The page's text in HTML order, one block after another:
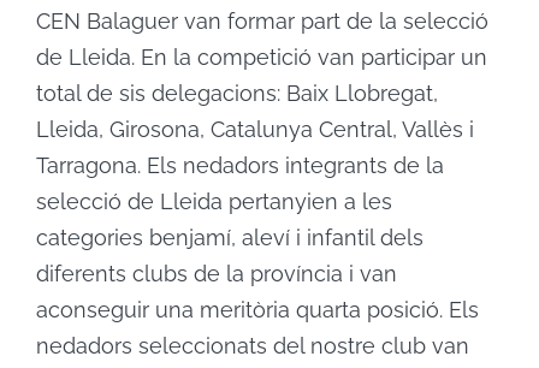
CEN Balaguer van formar part de la selecció
de Lleida. En la competició van participar un
total de sis delegacions: Baix Llobregat,
Lleida, Girosona, Catalunya Central, Vallès i
Tarragona. Els nedadors integrants de la
selecció de Lleida pertanyien a les
categories benjamí, aleví i infantil dels
diferents clubs de la província i van
aconseguir una meritòria quarta posició. Els
nedadors seleccionats del nostre club van